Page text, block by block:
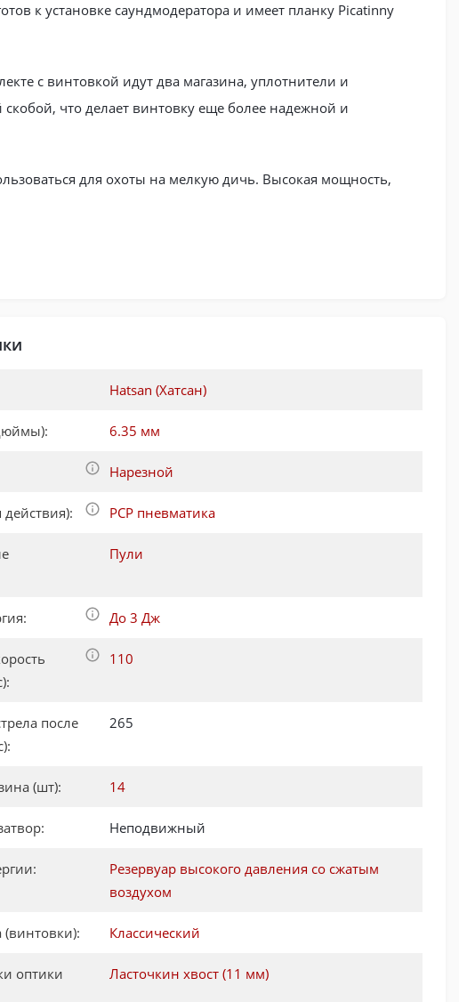
к установке саундмодератора и имеет планку Picatinny
с винтовкой идут два магазина, уплотнители и
что делает винтовку еще более надежной и
для охоты на мелкую дичь. Высокая мощность,
Hatsan (Хатсан)
6.35 мм
Нарезной
PCP пневматика
Пули
До 3 Дж
110
после
265
(шт): 14
Неподвижный
Резервуар высокого давления со сжатым
воздухом
(винтовки): Классический
оптики
Ласточкин хвост (11 мм)